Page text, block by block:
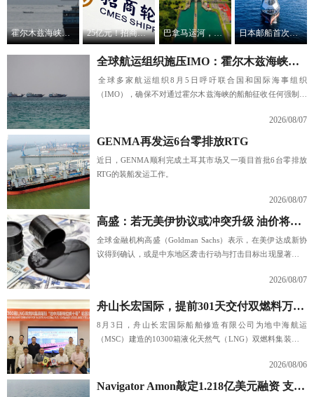
霍尔木兹海峡两条航道将关闭，伊朗称将建立新通行模式 ！ 25亿元！招商轮船订造5艘油轮，拟设新公司接船 巴拿马运河，再次下调吃水！ 日本邮船首次接收中国造LNG运输船
全球航运组织施压IMO：霍尔木兹海峡不得收费
​全球多家航运组织8月5日呼吁联合国和国际海事组织
（IMO），确保不对通过霍尔木兹海峡的船舶征收任何强制性
2026/08/07
GENMA再发运6台零排放RTG
近日，GENMA顺利完成土耳其市场又一项目首批6台零排放
RTG的装船发运工作。
2026/08/07
高盛：若无美伊协议或冲突升级 油价将维持80至90美元区
全球金融机构高盛（Goldman Sachs）表示，在美伊达成新协
议得到确认，或是中东地区袭击行动与打击目标出现显著升级
2026/08/07
舟山长宏国际，提前301天交付双燃料万箱船
​8月3日，舟山长宏国际船舶修造有限公司为地中海航运
（MSC）建造的10300箱液化天然气（LNG）双燃料集装箱船
2026/08/06
Navigator Amon敲定1.218亿美元融资 支持两艘氨动力运输船建造